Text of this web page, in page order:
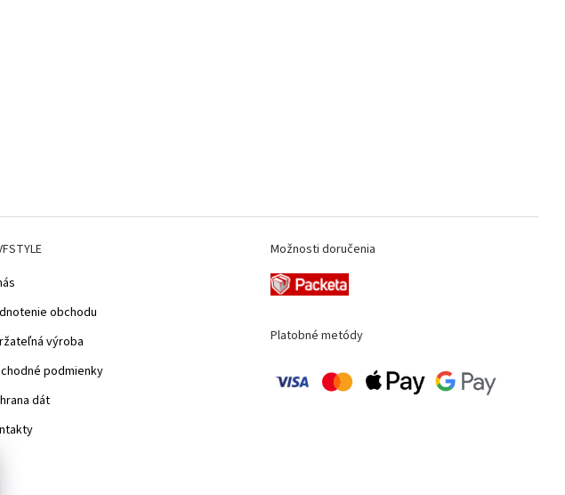
obchodu
výroba
podmienky
dát
Možnosti doručenia
Platobné metódy